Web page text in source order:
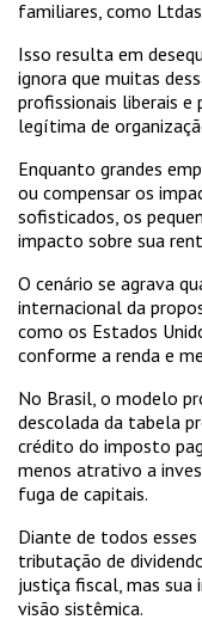
familiares, como
Isso resulta em
ignora que muitas
profissionais liberais e
legítima de
Enquanto grandes
ou compensar os
sofisticados, os
impacto sobre sua
O cenário se agrava
internacional da
como os Estados
conforme a renda e
No Brasil, o modelo
descolada da tabela
crédito do imposto
menos atrativo a
fuga de capitais.
Diante de todos esses
tributação de
justiça fiscal, mas
visão sistêmica.